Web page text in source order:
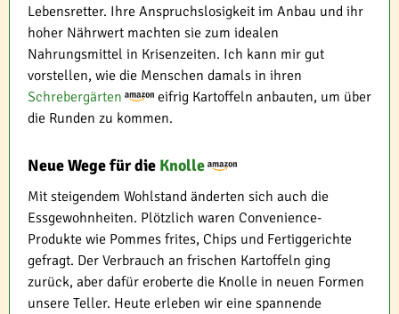
Lebensretter. Ihre Anspruchslosigkeit im Anbau und ihr
hoher Nährwert machten sie zum idealen
Nahrungsmittel in Krisenzeiten. Ich kann mir gut
vorstellen, wie die Menschen damals in ihren
Schrebergärten
eifrig Kartoffeln anbauten, um über
die Runden zu kommen.
Neue Wege für die Knolle
Mit steigendem Wohlstand änderten sich auch die
Essgewohnheiten. Plötzlich waren Convenience-
Produkte wie Pommes frites, Chips und Fertiggerichte
gefragt. Der Verbrauch an frischen Kartoffeln ging
zurück, aber dafür eroberte die Knolle in neuen Formen
unsere Teller. Heute erleben wir eine spannende